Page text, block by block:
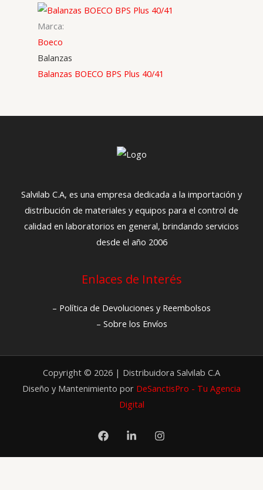
Marca:
Boeco
Balanzas
Balanzas BOECO BPS Plus 40/41
Salvilab C.A, es una empresa dedicada a la importación y
distribución de materiales y equipos para el control de
calidad en laboratorios en general, brindando servicios
desde el año 2006
Enlaces de Interés
– Política de Devoluciones y Reembolsos
– Sobre los Envíos
Copyright © 2026 | Distribuidora Salvilab C.A
Diseño y Mantenimiento por DeSanctisPro - Tu Agencia
Digital